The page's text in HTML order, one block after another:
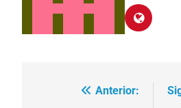
Navegación
Anterior: